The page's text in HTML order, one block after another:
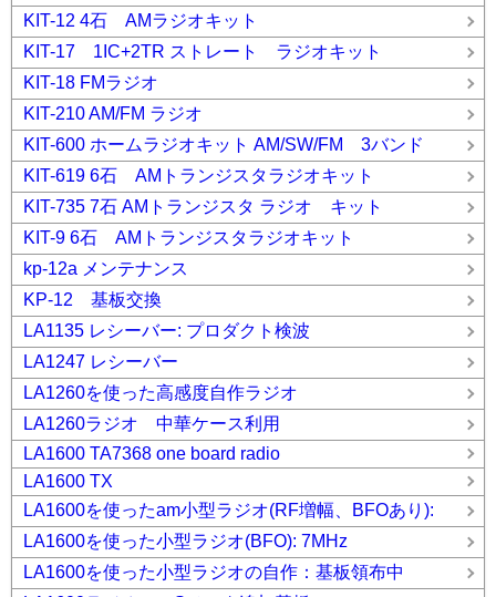
KIT-12 4石 AMラジオキット
KIT-17 1IC+2TR ストレート ラジオキット
KIT-18 FMラジオ
KIT-210 AM/FM ラジオ
KIT-600 ホームラジオキット AM/SW/FM 3バンド
KIT-619 6石 AMトランジスタラジオキット
KIT-735 7石 AMトランジスタ ラジオ キット
KIT-9 6石 AMトランジスタラジオキット
kp-12a メンテナンス
KP-12 基板交換
LA1135 レシーバー: プロダクト検波
LA1247 レシーバー
LA1260を使った高感度自作ラジオ
LA1260ラジオ 中華ケース利用
LA1600 TA7368 one board radio
LA1600 TX
LA1600を使ったam小型ラジオ(RF増幅、BFOあり):
LA1600を使った小型ラジオ(BFO): 7MHz
LA1600を使った小型ラジオの自作：基板領布中